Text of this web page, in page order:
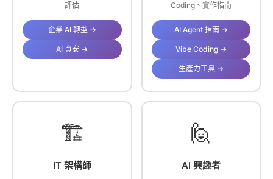
評估
企業 AI 轉型 →
AI 資安 →
Coding、實作指南
AI Agent 指南 →
Vibe Coding →
生產力工具 →
🏗️
IT 架構師
🙋
AI 興趣者